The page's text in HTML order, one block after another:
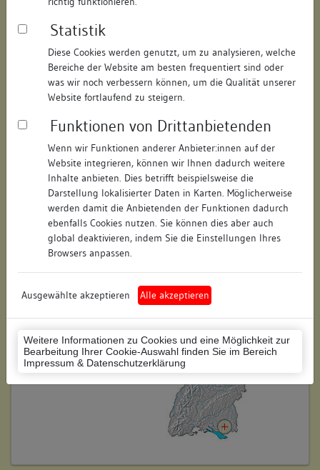
Statistik
Diese Cookies werden genutzt, um zu analysieren, welche
Bereiche der Website am besten frequentiert sind oder
was wir noch verbessern können, um die Qualität unserer
Website fortlaufend zu steigern.
Funktionen von Drittanbietenden
Wenn wir Funktionen anderer Anbieter:innen auf der
Website integrieren, können wir Ihnen dadurch weitere
Inhalte anbieten. Dies betrifft beispielsweise die
Darstellung lokalisierter Daten in Karten. Möglicherweise
werden damit die Anbietenden der Funktionen dadurch
ebenfalls Cookies nutzen. Sie können dies aber auch
global deaktivieren, indem Sie die Einstellungen Ihres
Browsers anpassen.
Ausgewählte akzeptieren Alle akzeptieren
Weitere Informationen zu Cookies und eine Möglichkeit zur
Bearbeitung Ihrer Cookie-Auswahl finden Sie im Bereich
Impressum & Datenschutzerklärung
Objektdaten
Straße: Bachstraße
Hausnummer: 57
Postleitzahl: 88212
Stadt-Teilort: Ravensburg
Regierungsbezirk: Tübingen
Ravensburg (Landkreis)
Wohnplatzschlüssel: 8436064109
Flurstücknummer: keine
Historischer Straßenname: keiner
Lage des Wohnplatzes: